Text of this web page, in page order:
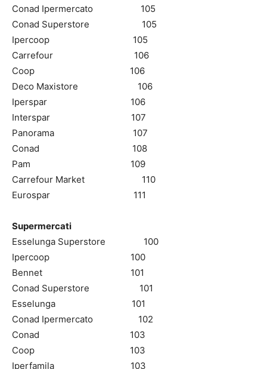
Conad Ipermercato 105
Conad Superstore 105
Ipercoop 105
Carrefour 106
Coop 106
Deco Maxistore 106
Iperspar 106
Interspar 107
Panorama 107
Conad 108
Pam 109
Carrefour Market 110
Eurospar 111
Supermercati
Esselunga Superstore 100
Ipercoop 100
Bennet 101
Conad Superstore 101
Esselunga 101
Conad Ipermercato 102
Conad 103
Coop 103
Iperfamila 103